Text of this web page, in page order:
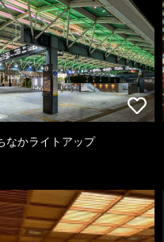
なかライトアップ